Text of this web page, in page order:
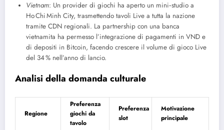
Vietnam: Un provider di giochi ha aperto un mini‑studio a
Ho Chi Minh City, trasmettendo tavoli Live a tutta la nazione
tramite CDN regionali. La partnership con una banca
vietnamita ha permesso l’integrazione di pagamenti in VND e
di depositi in Bitcoin, facendo crescere il volume di gioco Live
del 34 % nell’anno di lancio.
Analisi della domanda culturale
Regione
Preferenza
giochi da
tavolo
Preferenza
slot
Motivazione
principale